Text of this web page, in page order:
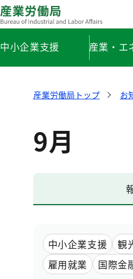
中小企業支援 産業・エ
産業労働局トップ お
9月
中小企業支援 観
雇用就業
国際金